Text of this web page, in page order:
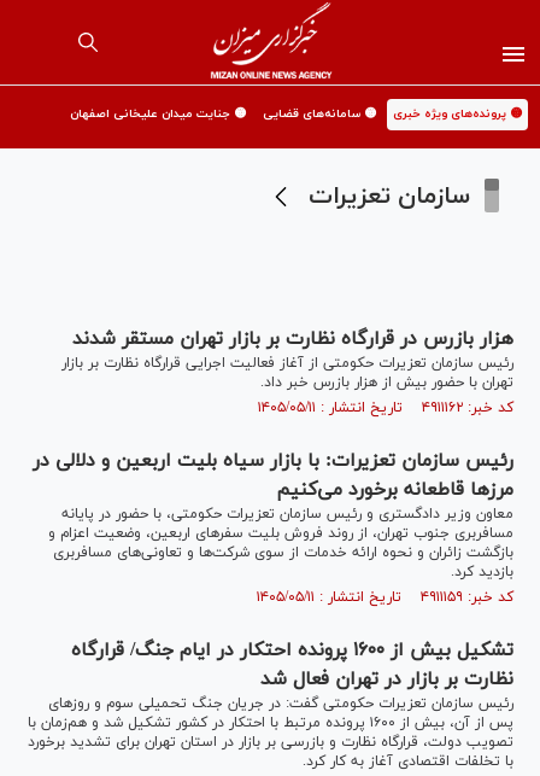
🟡 پرونده‌های ویژه خبری 🟡 سامانه‌های قضایی 🟡 جنایت میدان علیخانی اصفهان
سازمان تعزیرات
هزار بازرس در قرارگاه نظارت بر بازار تهران مستقر شدند
رئیس سازمان تعزیرات حکومتی از آغاز فعالیت اجرایی قرارگاه نظارت بر بازار
تهران با حضور بیش از هزار بازرس خبر داد.
کد خبر: ۴۹۱۱۱۶۲ تاریخ انتشار : ۱۴۰۵/۰۵/۱۱
رئیس سازمان تعزیرات: با بازار سیاه بلیت اربعین و دلالی در
مرز‌ها قاطعانه برخورد می‌کنیم
معاون وزیر دادگستری و رئیس سازمان تعزیرات حکومتی، با حضور در پایانه
مسافربری جنوب تهران، از روند فروش بلیت سفر‌های اربعین، وضعیت اعزام و
بازگشت زائران و نحوه ارائه خدمات از سوی شرکت‌ها و تعاونی‌های مسافربری
بازدید کرد.
کد خبر: ۴۹۱۱۱۵۹ تاریخ انتشار : ۱۴۰۵/۰۵/۱۱
تشکیل بیش از ۱۶۰۰ پرونده احتکار در ایام جنگ/ قرارگاه
نظارت بر بازار در تهران فعال شد
رئیس سازمان تعزیرات حکومتی گفت: در جریان جنگ تحمیلی سوم و روز‌های
پس از آن، بیش از ۱۶۰۰ پرونده مرتبط با احتکار در کشور تشکیل شد و هم‌زمان با
تصویب دولت، قرارگاه نظارت و بازرسی بر بازار در استان تهران برای تشدید برخورد
با تخلفات اقتصادی آغاز به کار کرد.